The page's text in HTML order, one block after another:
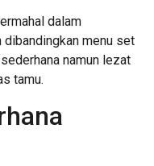
dalam
dibandingkan menu set
namun lezat
tamu.